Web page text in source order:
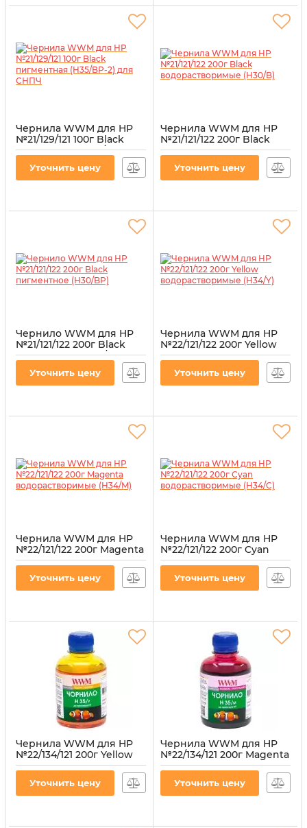
Чернила WWM для HP
№21/129/121 100г Black
пигментная (H35/BP-2)
H35/BP-2
Уточнить цену
Чернила WWM для HP
№21/121/122 200г Black
водорастворимые
Уточнить цену
Чернило WWM для HP
№21/121/122 200г Black
пигментное (H30/BP)
Артикул:
Уточнить цену
Чернила WWM для HP
№22/121/122 200г Yellow
водорастворимые
Уточнить цену
Чернила WWM для HP
№22/121/122 200г Magenta
водорастворимые
Уточнить цену
Чернила WWM для HP
№22/121/122 200г Cyan
водорастворимые
Уточнить цену
Чернила WWM для HP
№22/134/121 200г Yellow
водорастворимые
Уточнить цену
Чернила WWM для HP
№22/134/121 200г Magenta
водорастворимые
Уточнить цену